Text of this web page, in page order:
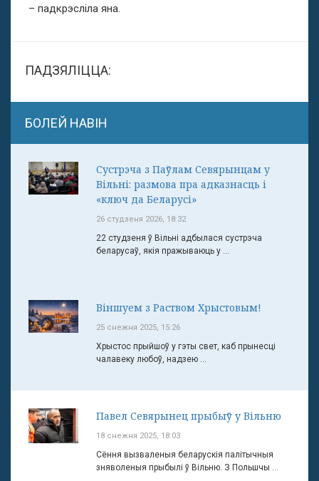
– падкрэсліла яна.
ПАДЗЯЛІЦЦА:
БОЛЕЙ НАВІН
Сустрэча з Паўлам Севярынцам у
Вільні: размова пра адказнасць і
«ключ да Беларусі»
26 студзеня 2026, 18:32
22 студзеня ў Вільні адбылася сустрэча
беларусаў, якія пражываюць у ...
Віншуем з Раством Хрыстовым!
25 снежня 2025, 15:26
Хрыстос прыйшоў у гэты свет, каб прынесці
чалавеку любоў, надзею ...
Павел Севярынец прыбыў у Вільню
18 снежня 2025, 18:03
Сёння вызваленыя беларускія палітычныя
зняволеныя прыбылі ў Вільню. З Польшчы ...